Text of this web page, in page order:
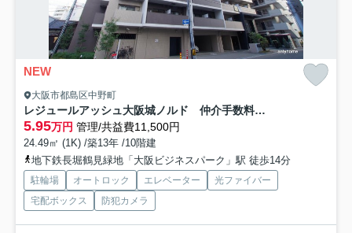
NEW
大阪市都島区中野町
レジュールアッシュ大阪城ノルド 仲介手数料無料
5.95万円 管理/共益費11,500円
24.49㎡ (1K) /築13年 /10階建
地下鉄長堀鶴見緑地「大阪ビジネスパーク」駅 徒歩14分
駐輪場 オートロック エレベーター
光ファイバー
宅配ボックス
防犯カメラ